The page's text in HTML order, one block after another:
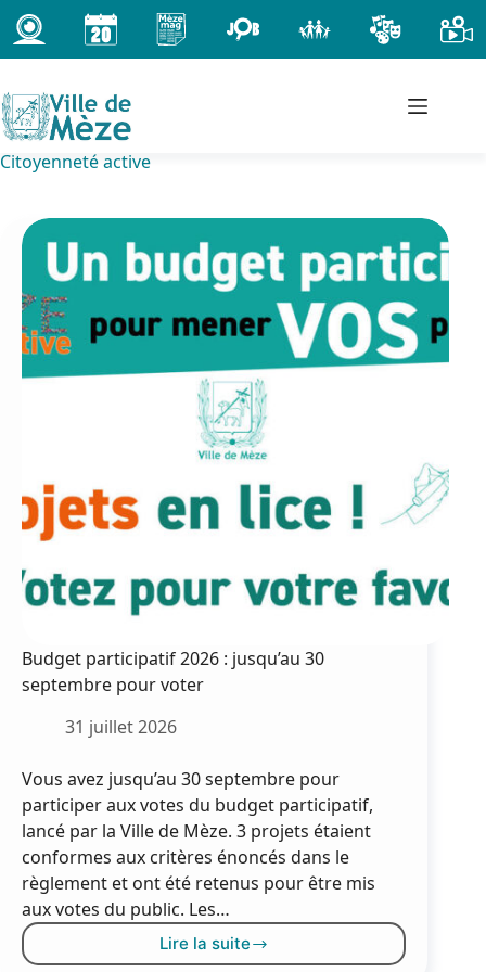
Passer
au
contenu
Citoyenneté active
Budget participatif 2026 : jusqu’au 30
septembre pour voter
31 juillet 2026
Vous avez jusqu’au 30 septembre pour
participer aux votes du budget participatif,
lancé par la Ville de Mèze. 3 projets étaient
conformes aux critères énoncés dans le
règlement et ont été retenus pour être mis
aux votes du public. Les…
Lire la suite
Budget